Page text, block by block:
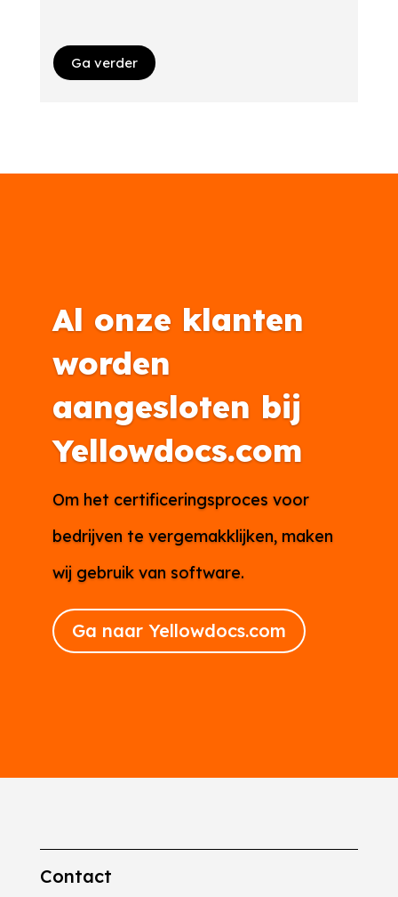
Ga verder
Al onze klanten
worden
aangesloten bij
Yellowdocs.com
Om het certificeringsproces voor
bedrijven te vergemakklijken, maken
wij gebruik van software.
Ga naar Yellowdocs.com
Contact